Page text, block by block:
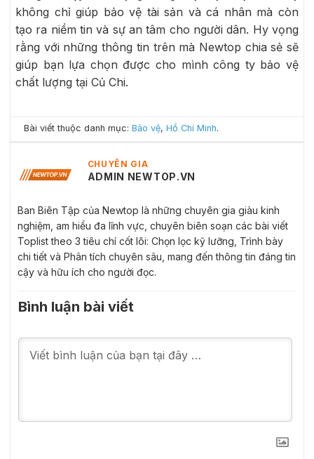
không chỉ giúp bảo vệ tài sản và cá nhân mà còn
tạo ra niềm tin và sự an tâm cho người dân. Hy vọng
rằng với những thông tin trên mà Newtop chia sẻ sẽ
giúp bạn lựa chọn được cho mình công ty bảo vệ
chất lượng tại Củ Chi.
Bài viết thuộc danh mục:Bảo vệ,Hồ Chí Minh.
CHUYÊN GIA
ADMIN NEWTOP.VN
Ban Biên Tập của Newtop là những chuyên gia giàu kinh
nghiệm, am hiểu đa lĩnh vực, chuyên biên soạn các bài viết
Toplist theo 3 tiêu chí cốt lõi: Chọn lọc kỹ lưỡng, Trình bày
chi tiết và Phân tích chuyên sâu, mang đến thông tin đáng tin
cậy và hữu ích cho người đọc.
Bình luận bài viết